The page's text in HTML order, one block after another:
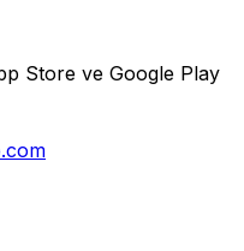
Store ve Google Play